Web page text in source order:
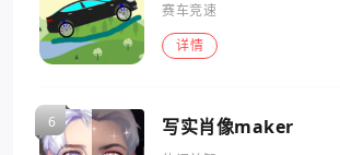
赛车竞速
详情
写实肖像maker